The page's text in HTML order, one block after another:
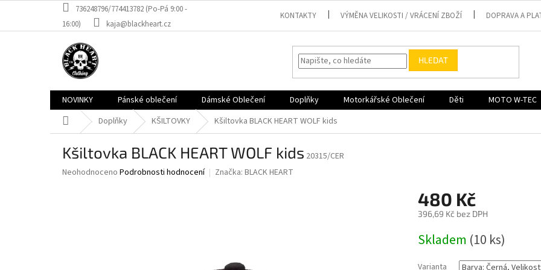
obsah
736248796/774413782 (Po-Pá 9:00 -
16:00)
kaja@blackheart.cz
KONTAKTY VÝMĚNA VELIKOSTI / VRÁCENÍ ZBOŽÍ DOPRAVA A
HLEDAT
NOVINKY Pánské oblečení Dámské Oblečení Doplňky Motorkářské Oblečení Děti MOTO W-TEC
Domů Doplňky KŠILTOVKY Kšiltovka BLACK HEART WOLF kids
Kšiltovka BLACK HEART WOLF kids 20315/CER
Průměrné
Neohodnoceno Podrobnosti hodnocení Značka: BLACK HEART
480 Kč
396,69 Kč bez DPH
cena:
Skladem (10 ks)
Varianta